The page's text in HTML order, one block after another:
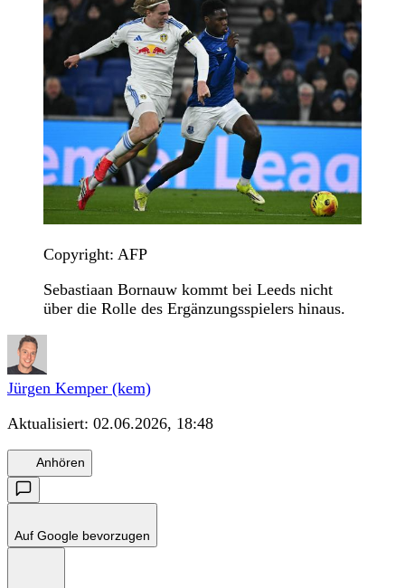
Copyright: AFP
Sebastiaan Bornauw kommt bei Leeds nicht
über die Rolle des Ergänzungsspielers hinaus.
Jürgen Kemper (kem)
Aktualisiert: 02.06.2026, 18:48
Anhören
Auf Google bevorzugen